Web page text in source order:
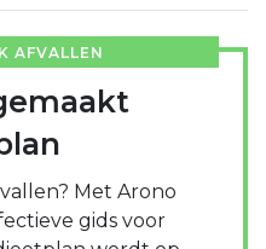
AFVALLEN
Met Arono
gids voor